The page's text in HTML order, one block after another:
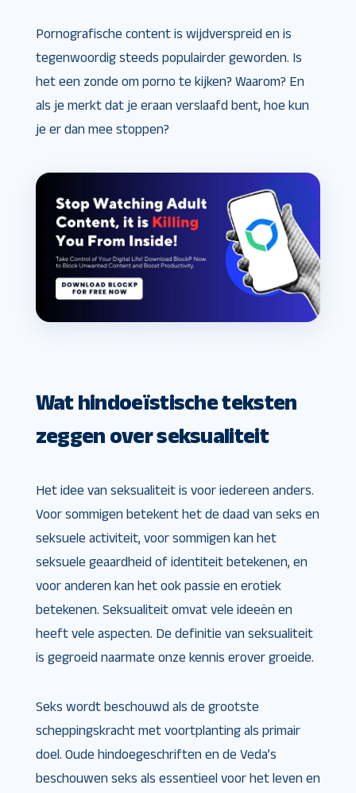
Pornografische content is wijdverspreid en is
tegenwoordig steeds populairder geworden. Is
het een zonde om porno te kijken? Waarom? En
als je merkt dat je eraan verslaafd bent, hoe kun
je er dan mee stoppen?
Wat hindoeïstische teksten
zeggen over seksualiteit
Het idee van seksualiteit is voor iedereen anders.
Voor sommigen betekent het de daad van seks en
seksuele activiteit, voor sommigen kan het
seksuele geaardheid of identiteit betekenen, en
voor anderen kan het ook passie en erotiek
betekenen. Seksualiteit omvat vele ideeën en
heeft vele aspecten. De definitie van seksualiteit
is gegroeid naarmate onze kennis erover groeide.
Seks wordt beschouwd als de grootste
scheppingskracht met voortplanting als primair
doel. Oude hindoegeschriften en de Veda’s
beschouwen seks als essentieel voor het leven en